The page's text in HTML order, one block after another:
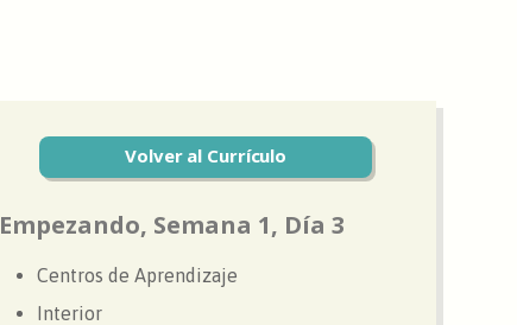
Volver al Currículo
Empezando, Semana 1, Día 3
Centros de Aprendizaje
Interior